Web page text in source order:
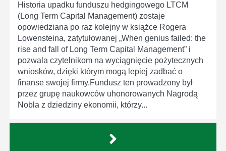
Historia upadku funduszu hedgingowego LTCM
(Long Term Capital Management) zostaje
opowiedziana po raz kolejny w książce Rogera
Lowensteina, zatytułowanej „When genius failed: the
rise and fall of Long Term Capital Management” i
pozwala czytelnikom na wyciągnięcie pożytecznych
wniosków, dzięki którym mogą lepiej zadbać o
finanse swojej firmy.Fundusz ten prowadzony był
przez grupę naukowców uhonorowanych Nagrodą
Nobla z dziedziny ekonomii, którzy...